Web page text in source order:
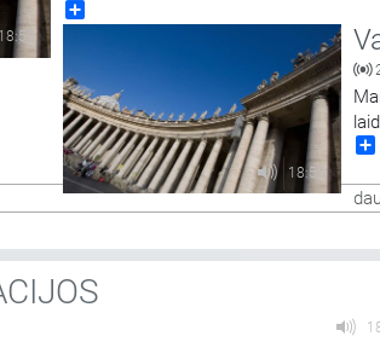
18:58
18:58